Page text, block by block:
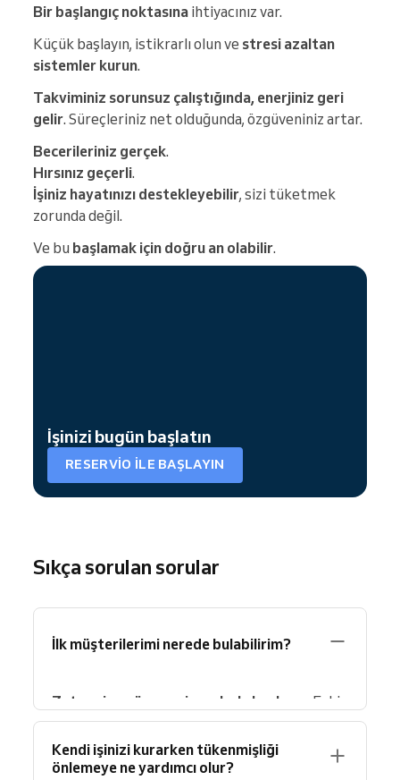
Bir başlangıç noktasına ihtiyacınız var.
Küçük başlayın, istikrarlı olun ve stresi azaltan
sistemler kurun.
Takviminiz sorunsuz çalıştığında, enerjiniz geri
gelir. Süreçleriniz net olduğunda, özgüveniniz artar.
Becerileriniz gerçek.
Hırsınız geçerli.
İşiniz hayatınızı destekleyebilir, sizi tüketmek
zorunda değil.
Ve bu başlamak için doğru an olabilir.
İşinizi bugün başlatın
RESERVIO ILE BAŞLAYIN
Sıkça sorulan sorular
İlk müşterilerimi nerede bulabilirim?
Zaten size güvenen insanlarla başlayın
. Eski
iş arkadaşları, arkadaşlar, eski müşteriler veya
sosyal medya takipçileriniz genellikle ilk
destekçileriniz olur. Ne sunduğunuzu paylaşın,
Kendi işinizi kurarken tükenmişliği
önlemeye ne yardımcı olur?